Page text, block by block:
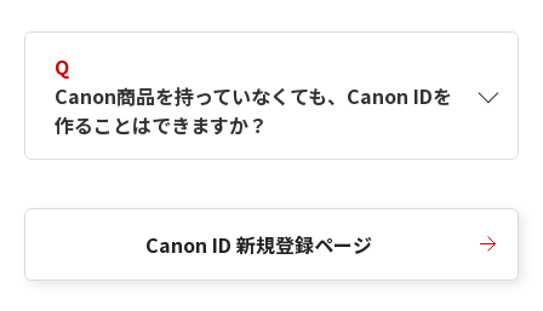
Q
Canon商品を持っていなくても、Canon IDを
作ることはできますか？
Canon ID 新規登録ページ